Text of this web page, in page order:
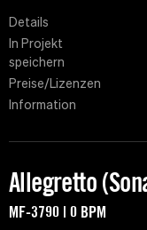
Details
In Projekt
speichern
Preise/Lizenzen
Information
Allegretto
MF-3790 | 0 BPM